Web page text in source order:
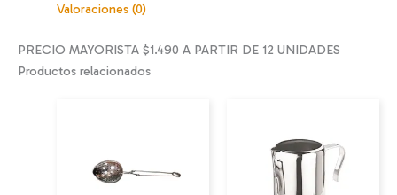
Valoraciones (0)
PRECIO MAYORISTA $1.490 A PARTIR DE 12 UNIDADES
Productos relacionados